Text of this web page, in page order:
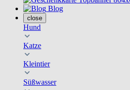
Blog
close
Hund
Katze
Kleintier
Süßwasser